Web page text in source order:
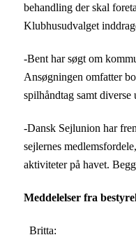
behandling der skal
Klubhusudvalget
-Bent har søgt om
Ansøgningen omfatter
spilhåndtag samt diverse
-Dansk Sejlunion har
sejlernes
aktiviteter på havet.
Meddelelser fra
Britta: